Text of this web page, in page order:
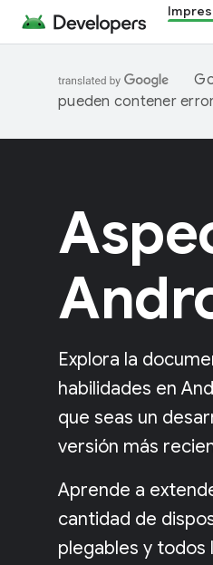
pueden contener
Explora la
habilidades en
que seas un
versión más
Aprende a
cantidad de
plegables y